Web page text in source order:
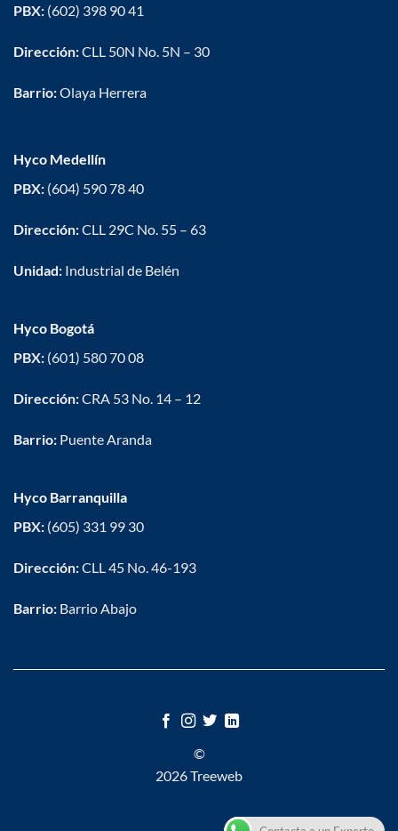
PBX: (602) 398 90 41
Dirección:CLL 50N No. 5N – 30
Barrio:Olaya Herrera
Hyco Medellín
PBX:(604) 590 78 40
Dirección:CLL 29C No. 55 – 63
Unidad:Industrial de Belén
Hyco Bogotá
PBX:(601) 580 70 08
Dirección:CRA 53 No. 14 – 12
Barrio:Puente Aranda
Hyco Barranquilla
PBX:(605) 331 99 30
Dirección:CLL 45 No. 46-193
Barrio:Barrio Abajo
©
2026 Treeweb